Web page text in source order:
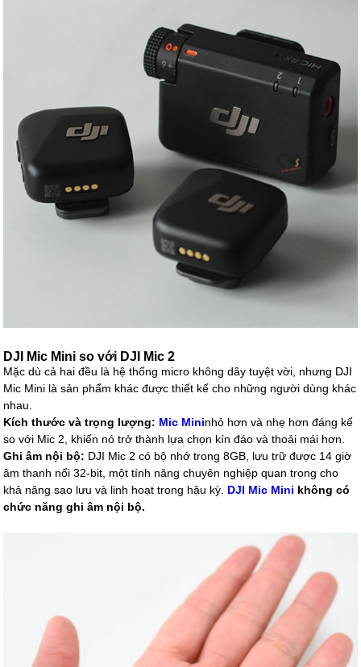
DJI Mic Mini so với DJI Mic 2
Mặc dù cả hai đều là hệ thống micro không dây tuyệt vời, nhưng DJI
Mic Mini là sản phẩm khác được thiết kế cho những người dùng khác
nhau.
Kích thước và trọng lượng: Mic Mininhỏ hơn và nhẹ hơn đáng kể
so với Mic 2, khiến nó trở thành lựa chọn kín đáo và thoải mái hơn.
Ghi âm nội bộ: DJI Mic 2 có bộ nhớ trong 8GB, lưu trữ được 14 giờ
âm thanh nổi 32-bit, một tính năng chuyên nghiệp quan trọng cho
khả năng sao lưu và linh hoạt trong hậu kỳ. DJI Mic Mini không có
chức năng ghi âm nội bộ.